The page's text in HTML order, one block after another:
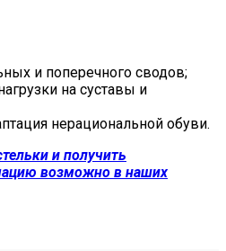
и поперечного сводов;
на суставы и
нерациональной обуви.
и получить
возможно в наших